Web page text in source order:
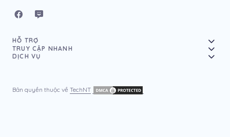
HỖ TRỢ
TRUY CẬP NHANH
DỊCH VỤ
Bản quyền thuộc về TechNT